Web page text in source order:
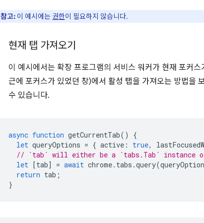
참고: 이 예시에는 권한이 필요하지 않습니다.
현재 탭 가져오기
이 예시에서는 확장 프로그램의 서비스 워커가 현재 포커
근에 포커스가 있었던 창)에서 활성 탭을 가져오는 방법을
수 있습니다.
async function getCurrentTab()
{
let queryOptions = { active : true,
// `tab` will either be a `tabs.Tab` instance
let [tab] = await chrome. tabs .query(
return tab ;
}